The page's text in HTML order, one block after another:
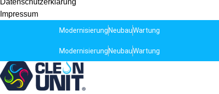
Impressum
Modernisierung NeubauWartung
Modernisierung NeubauWartung